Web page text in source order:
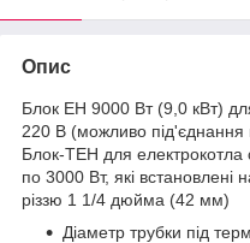
Опис
Блок ЕН 9000 Вт (9,0 кВт)
220 В (можливо під'єднання
Блок-ТЕН для електрокотла
по 3000 Вт, які
різзю 1 1/4 дюйма (42 мм)
Діаметр трубки під